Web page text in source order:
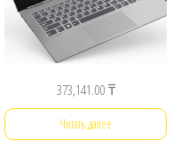
373,141.00₸
Читать далее